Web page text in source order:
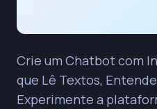
Crie um Chatbot com
que Lê Textos,
Experimente a